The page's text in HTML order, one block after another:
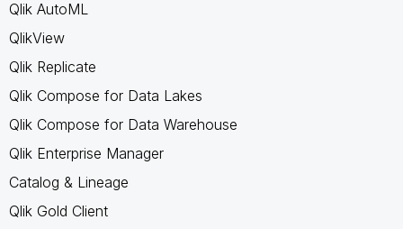
Qlik AutoML
QlikView
Qlik Replicate
Qlik Compose for Data Lakes
Qlik Compose for Data Warehouse
Qlik Enterprise Manager
Catalog & Lineage
Qlik Gold Client